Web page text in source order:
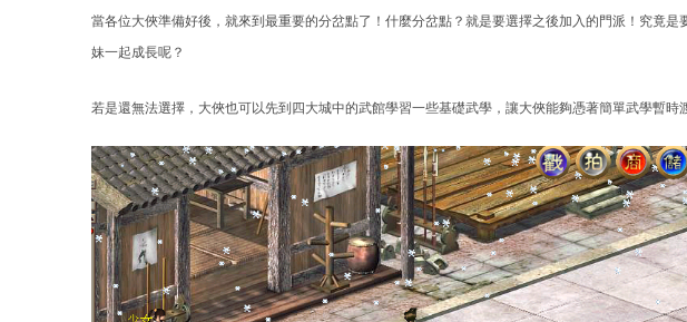
當各位大俠準備好後，就來到最重要的分岔點了！什麼分岔點？就是要選擇之後加入的門派！究竟
妹一起成長呢？
若是還無法選擇，大俠也可以先到四大城中的武館學習一些基礎武學，讓大俠能夠憑著簡單武學暫時